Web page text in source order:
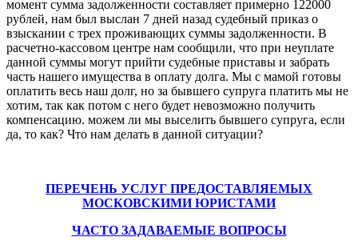
момент сумма задолженности составляет примерно 122000
рублей, нам был выслан 7 дней назад судебный приказ о
взыскании с трех проживающих суммы задолженности. В
расчетно-кассовом центре нам сообщили, что при неуплате
данной суммы могут прийти судебные приставы и забрать
часть нашего имущества в оплату долга. Мы с мамой готовы
оплатить весь наш долг, но за бывшего супруга платить мы не
хотим, так как потом с него будет невозможно получить
компенсацию. можем ли мы выселить бывшего супруга, если
да, то как? Что нам делать в данной ситуации?
ПЕРЕЧЕНЬ УСЛУГ ПРЕДОСТАВЛЯЕМЫХ
МОСКОВСКИМИ ЮРИСТАМИ
ЧАСТО ЗАДАВАЕМЫЕ ВОПРОСЫ